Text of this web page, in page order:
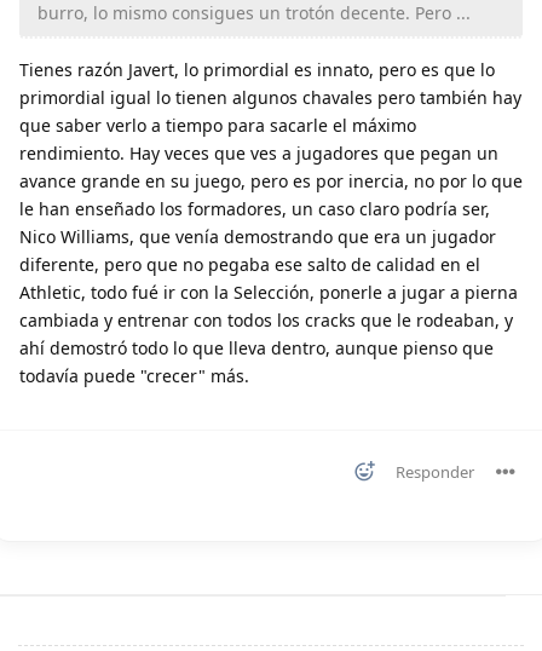
burro, lo mismo consigues un trotón decente. Pero ...
Tienes razón Javert, lo primordial es innato, pero es que lo
primordial igual lo tienen algunos chavales pero también hay
que saber verlo a tiempo para sacarle el máximo
rendimiento. Hay veces que ves a jugadores que pegan un
avance grande en su juego, pero es por inercia, no por lo que
le han enseñado los formadores, un caso claro podría ser,
Nico Williams, que venía demostrando que era un jugador
diferente, pero que no pegaba ese salto de calidad en el
Athletic, todo fué ir con la Selección, ponerle a jugar a pierna
cambiada y entrenar con todos los cracks que le rodeaban, y
ahí demostró todo lo que lleva dentro, aunque pienso que
todavía puede "crecer" más.
Responder